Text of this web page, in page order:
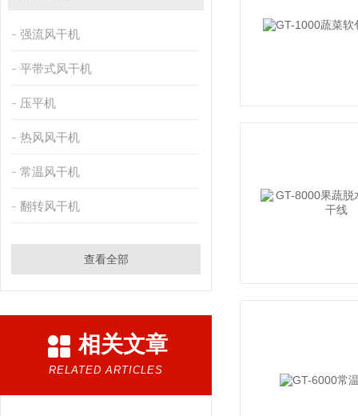
强流风干机
平带式风干机
压平机
热风风干机
常温风干机
翻转风干机
查看全部
相关文章
RELATED ARTICLES